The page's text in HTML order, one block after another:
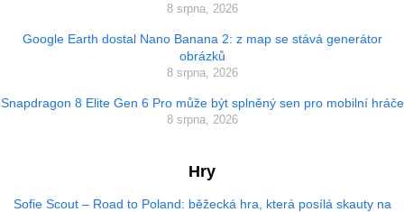
8 srpna, 2026
Google Earth dostal Nano Banana 2: z map se stává generátor
obrázků
8 srpna, 2026
Snapdragon 8 Elite Gen 6 Pro může být splněný sen pro mobilní hráče
8 srpna, 2026
Hry
Sofie Scout – Road to Poland: běžecká hra, která posílá skauty na